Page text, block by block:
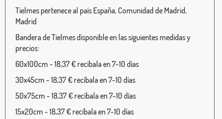
Tielmes pertenece al país España, Comunidad de Madrid,
Madrid
Bandera de Tielmes disponible en las siguientes medidas y
precios:
60x100cm - 18,37 € recíbala en 7-10 días
30x45cm - 18,37 € recíbala en 7-10 días
50x75cm - 18,37 € recíbala en 7-10 días
15x20cm - 18,37 € recíbala en 7-10 días